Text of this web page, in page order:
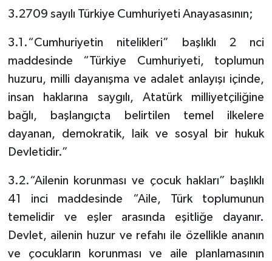
3.2709 sayılı Türkiye Cumhuriyeti Anayasasının;
3.1.“Cumhuriyetin nitelikleri” başlıklı 2 nci
maddesinde “Türkiye Cumhuriyeti, toplumun
huzuru, milli dayanışma ve adalet anlayışı içinde,
insan haklarına saygılı, Atatürk milliyetçiliğine
bağlı, başlangıçta belirtilen temel ilkelere
dayanan, demokratik, laik ve sosyal bir hukuk
Devletidir.”
3.2.“Ailenin korunması ve çocuk hakları” başlıklı
41 inci maddesinde “Aile, Türk toplumunun
temelidir ve eşler arasında eşitliğe dayanır.
Devlet, ailenin huzur ve refahı ile özellikle ananın
ve çocukların korunması ve aile planlamasının